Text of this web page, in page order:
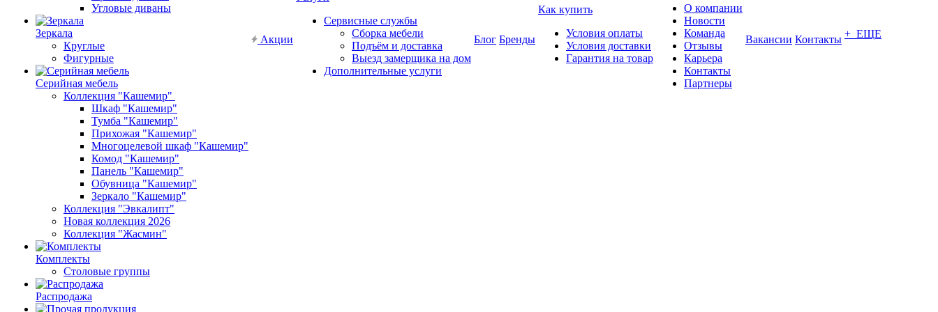
Угловые диваны
Зеркала
Круглые
Фигурные
Серийная мебель
Коллекция "Кашемир"
Шкаф "Кашемир"
Тумба "Кашемир"
Прихожая "Кашемир"
Многоцелевой шкаф "Кашемир"
Комод "Кашемир"
Панель "Кашемир"
Обувница "Кашемир"
Зеркало "Кашемир"
Коллекция "Эвкалипт"
Новая коллекция 2026
Коллекция "Жасмин"
Комплекты
Столовые группы
Распродажа
Акции
Сервисные службы
Сборка мебели
Подъём и доставка
Выезд замерщика на дом
Дополнительные услуги
Блог Бренды
Как купить
Условия оплаты
Условия доставки
Гарантия на товар
О компании
Новости
Команда
Отзывы
Карьера
Контакты
Партнеры
Вакансии Контакты + ЕЩЕ